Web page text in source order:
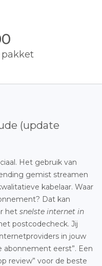
pakket
(update
Het gebruik van
gemist streamen
kabelaar. Waar
Dat kan
het snelste internet in
postcodecheck. Jij
in jouw
abonnement eerst”. Een
review” voor de beste